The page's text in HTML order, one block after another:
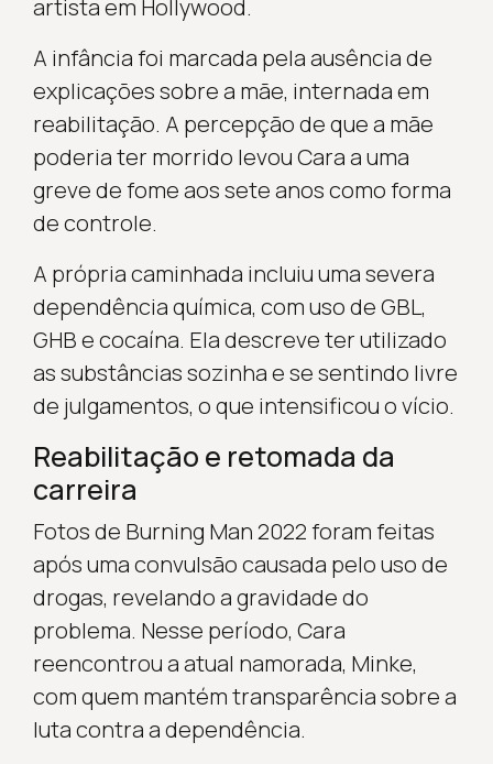
artista em Hollywood.
A infância foi marcada pela ausência de
explicações sobre a mãe, internada em
reabilitação. A percepção de que a mãe
poderia ter morrido levou Cara a uma
greve de fome aos sete anos como forma
de controle.
A própria caminhada incluiu uma severa
dependência química, com uso de GBL,
GHB e cocaína. Ela descreve ter utilizado
as substâncias sozinha e se sentindo livre
de julgamentos, o que intensificou o vício.
Reabilitação e retomada da
carreira
Fotos de Burning Man 2022 foram feitas
após uma convulsão causada pelo uso de
drogas, revelando a gravidade do
problema. Nesse período, Cara
reencontrou a atual namorada, Minke,
com quem mantém transparência sobre a
luta contra a dependência.